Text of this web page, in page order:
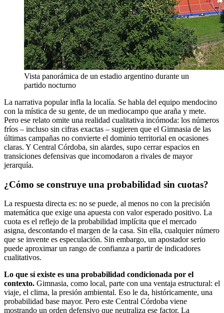
Vista panorámica de un estadio argentino durante un
partido nocturno
La narrativa popular infla la localía. Se habla del equipo mendocino
con la mística de su gente, de un mediocampo que araña y mete.
Pero ese relato omite una realidad cualitativa incómoda: los números
fríos – incluso sin cifras exactas – sugieren que el Gimnasia de las
últimas campañas no convierte el dominio territorial en ocasiones
claras. Y Central Córdoba, sin alardes, supo cerrar espacios en
transiciones defensivas que incomodaron a rivales de mayor
jerarquía.
¿Cómo se construye una probabilidad sin cuotas?
La respuesta directa es: no se puede, al menos no con la precisión
matemática que exige una apuesta con valor esperado positivo. La
cuota es el reflejo de la probabilidad implícita que el mercado
asigna, descontando el margen de la casa. Sin ella, cualquier número
que se invente es especulación. Sin embargo, un apostador serio
puede aproximar un rango de confianza a partir de indicadores
cualitativos.
Lo que sí existe es una probabilidad condicionada por el
contexto. Gimnasia, como local, parte con una ventaja estructural: el
viaje, el clima, la presión ambiental. Eso le da, históricamente, una
probabilidad base mayor. Pero este Central Córdoba viene
mostrando un orden defensivo que neutraliza ese factor. La